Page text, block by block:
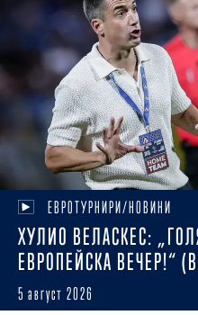
ЕВРОТУРНИРИ/НОВИНИ
ХУЛИО ВЕЛАСКЕС:
ЕВРОПЕЙСКА ВЕЧЕР!“
5 август 2026